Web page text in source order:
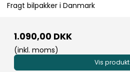
Fragt bilpakker i Danmark
1.090,00 DKK
(inkl. moms)
Vis produkt